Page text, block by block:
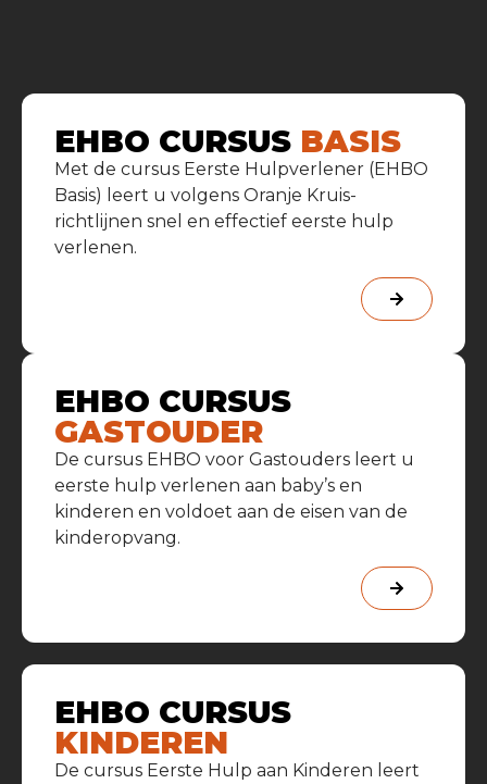
EHBO CURSUS BASIS
Met de cursus Eerste Hulpverlener (EHBO
Basis) leert u volgens Oranje Kruis-
richtlijnen snel en effectief eerste hulp
verlenen.
EHBO CURSUS
GASTOUDER
De cursus EHBO voor Gastouders leert u
eerste hulp verlenen aan baby’s en
kinderen en voldoet aan de eisen van de
kinderopvang.
EHBO CURSUS
KINDEREN
De cursus Eerste Hulp aan Kinderen leert